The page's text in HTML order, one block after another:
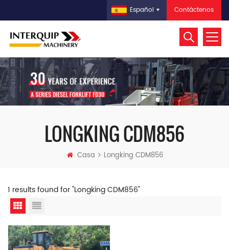
Contáctenos
Español
LONGKING CDM856
Casa Longking CDM856
1 results found for "Longking CDM856"